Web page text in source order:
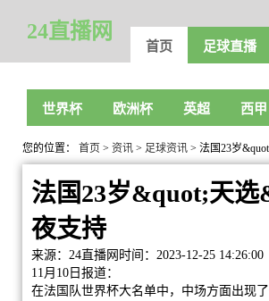
24直播网
首页 足球直播
世界杯 欧洲杯 英超 西甲
您的位置： 首页 > 资讯 > 足球资讯 > 法国23岁
法国23岁&quot;天
夜支持
来源：24直播网 时间：2023-12-25 14:26:00
11月10日报道：
在法国队世界杯大名单中，中场方面出现